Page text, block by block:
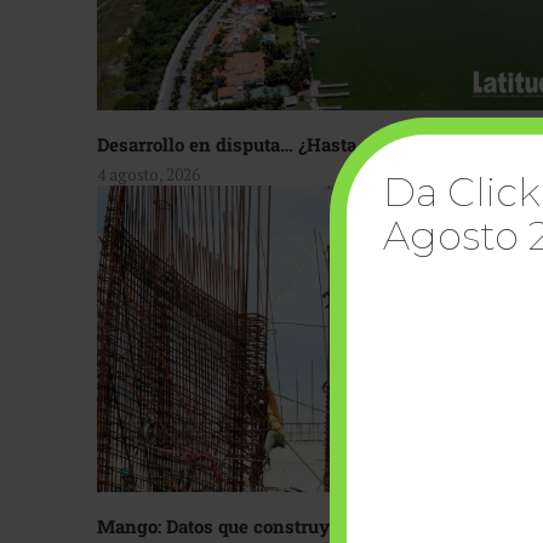
Desarrollo en disputa… ¿Hasta dónde crecer?
4 agosto, 2026
Mango: Datos que construyen confianza
Da
Agosto